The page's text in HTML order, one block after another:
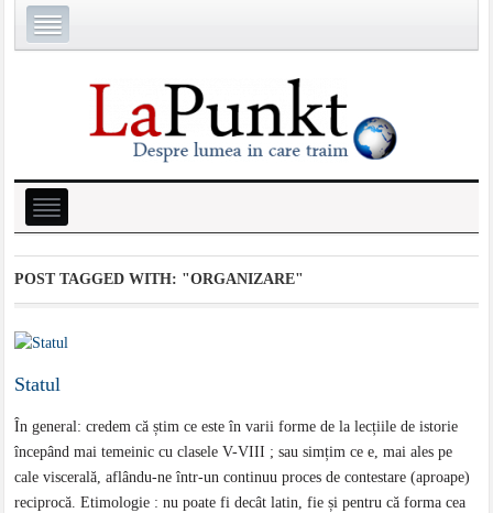
POST TAGGED WITH: "ORGANIZARE"
Statul
În general: credem că știm ce este în varii forme de la lecțiile de istorie
începând mai temeinic cu clasele V-VIII ; sau simțim ce e, mai ales pe
cale viscerală, aflându-ne într-un continuu proces de contestare (aproape)
reciprocă. Etimologie : nu poate fi decât latin, fie și pentru că forma cea